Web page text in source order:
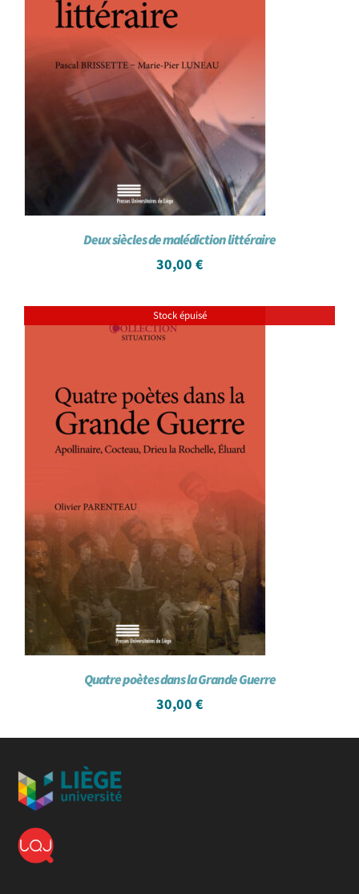
Deux siècles de malédiction littéraire
30,00 €
Stock épuisé
Quatre poètes dans la Grande Guerre
30,00 €